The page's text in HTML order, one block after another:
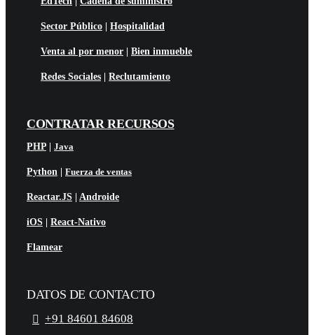
Sector Público| Hospitalidad
Venta al por menor| Bien inmueble
Redes Sociales| Reclutamiento
CONTRATAR RECURSOS
PHP| Java
Python| Fuerza de ventas
Reactar.JS| Androide
iOS| React-Nativo
Flamear
DATOS DE CONTACTO
+91 84601 84608